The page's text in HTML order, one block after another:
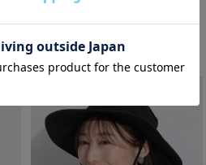
8,580税込